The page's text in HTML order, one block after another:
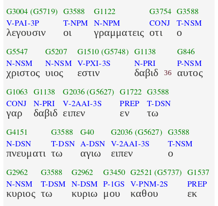
G3004 (G5719)
V-PAI-3P
λεγουσιν
G3588
T-NPM
οι
G1122
N-NPM
γραμματεις
G3754
CONJ
οτι
G3588
T-NSM
ο
G5547
N-NSM
χριστος
G5207
N-NSM
υιος
G1510 (G5748)
V-PXI-3S
εστιν
G1138
N-PRI
δαβιδ 36
G846
P-NSM
αυτος
G1063
CONJ
γαρ
G1138
N-PRI
δαβιδ
G2036(G5627)
V-2AAI-3S
ειπεν
G1722
PREP
εν
G3588
T-DSN
τω
G4151
N-DSN
πνευματι
G3588
T-DSN
τω
G40
A-DSN
αγιω
G2036 (G5627)
V-2AAI-3S
ειπεν
G3588
T-NSM
ο
G2962
N-NSM
κυριος
G3588
T-DSM
τω
G2962
N-DSM
κυριω
G3450
P-1GS
μου
G2521 (G5737)
V-PNM-2S
καθου
G1537
PREP
εκ